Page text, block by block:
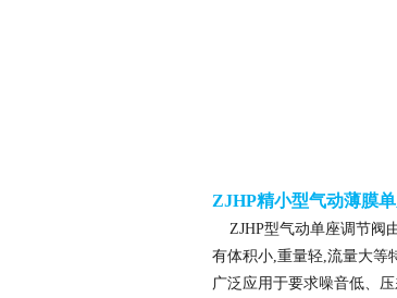
ZJHP精小型气动薄膜单
ZJHP型气动单座调节阀
有体积小,重量轻,流量大等
广泛应用于要求噪音低、